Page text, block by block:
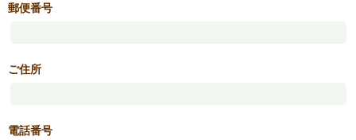
郵便番号
ご住所
電話番号